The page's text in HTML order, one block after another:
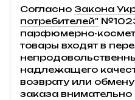
Согласно Закона
потребителей"
парфюмерно-
товары входят в
надлежащего
возврату или
заказа внимательно